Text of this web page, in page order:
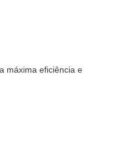
máxima eficiência e